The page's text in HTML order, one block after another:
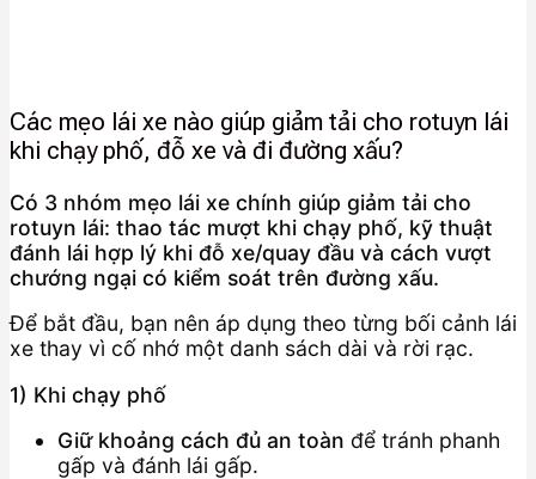
Các mẹo lái xe nào giúp giảm tải cho rotuyn lái
khi chạy phố, đỗ xe và đi đường xấu?
Có 3 nhóm mẹo lái xe chính giúp giảm tải cho
rotuyn lái: thao tác mượt khi chạy phố, kỹ thuật
đánh lái hợp lý khi đỗ xe/quay đầu và cách vượt
chướng ngại có kiểm soát trên đường xấu.
Để bắt đầu, bạn nên áp dụng theo từng bối cảnh lái
xe thay vì cố nhớ một danh sách dài và rời rạc.
1) Khi chạy phố
Giữ khoảng cách đủ an toàn để tránh phanh
gấp và đánh lái gấp.